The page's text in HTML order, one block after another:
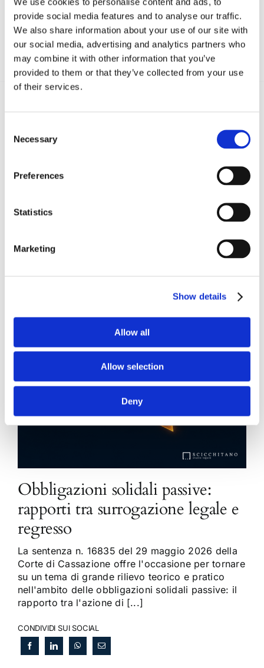
provide social media features and to analyse our traffic.
We also share information about your use of our site with
our social media, advertising and analytics partners who
may combine it with other information that you’ve
provided to them or that they’ve collected from your use
of their services.
Selection
Necessary
Preferences
Statistics
Marketing
Show details
Allow all
Allow selection
Deny
Recent posts
Diritto civile, Michela Colitta, Sentenze Cassazione
Roberto De Gaetano
News.
Obbligazioni solidali passive:
rapporti tra surrogazione legale e
regresso
La sentenza n. 16835 del 29 maggio 2026 della
Corte di Cassazione offre l'occasione per tornare
su un tema di grande rilievo teorico e pratico
nell'ambito delle obbligazioni solidali passive: il
rapporto tra l'azione di [...]
CONDIVIDI SUI SOCIAL